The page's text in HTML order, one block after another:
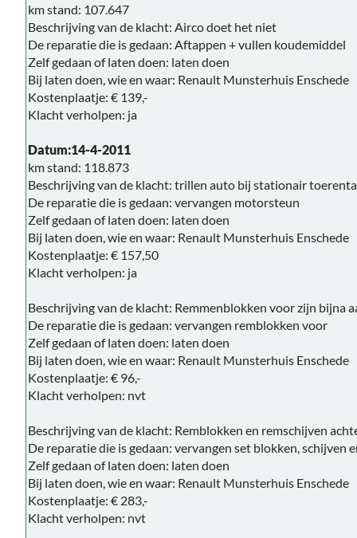
km stand: 107.647
Beschrijving van de klacht: Airco doet het niet
De reparatie die is gedaan: Aftappen + vullen koudemiddel
Zelf gedaan of laten doen: laten doen
Bij laten doen, wie en waar: Renault Munsterhuis Enschede
Kostenplaatje: € 139,-
Klacht verholpen: ja
Datum:14-4-2011
km stand: 118.873
Beschrijving van de klacht: trillen auto bij stationair
De reparatie die is gedaan: vervangen motorsteun
Zelf gedaan of laten doen: laten doen
Bij laten doen, wie en waar: Renault Munsterhuis Enschede
Kostenplaatje: € 157,50
Klacht verholpen: ja
Beschrijving van de klacht: Remmenblokken voor zijn bijna
De reparatie die is gedaan: vervangen remblokken voor
Zelf gedaan of laten doen: laten doen
Bij laten doen, wie en waar: Renault Munsterhuis Enschede
Kostenplaatje: € 96,-
Klacht verholpen: nvt
Beschrijving van de klacht: Remblokken en remschijven
De reparatie die is gedaan: vervangen set blokken, schijven
Zelf gedaan of laten doen: laten doen
Bij laten doen, wie en waar: Renault Munsterhuis Enschede
Kostenplaatje: € 283,-
Klacht verholpen: nvt